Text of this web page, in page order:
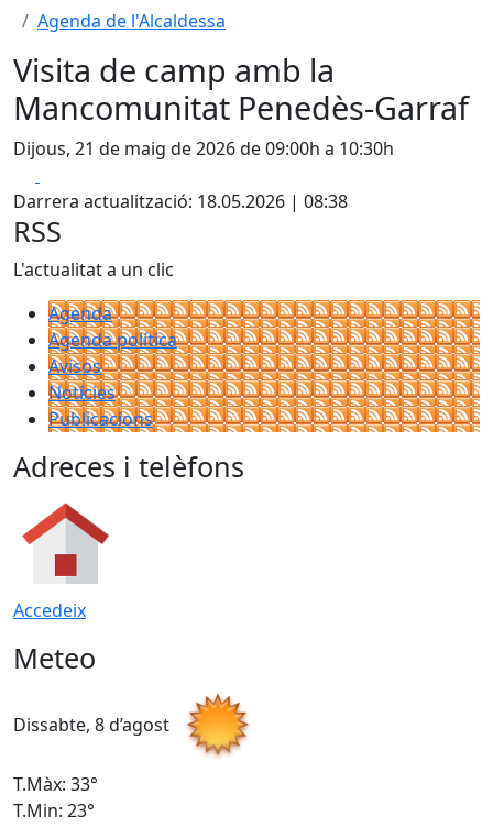
Agenda de l'Alcaldessa
Visita de camp amb la
Mancomunitat Penedès-Garraf
Dijous, 21 de maig de 2026 de 09:00h a 10:30h
Darrera actualització: 18.05.2026 | 08:38
RSS
L'actualitat a un clic
Agenda
Agenda política
Avisos
Notícies
Publicacions
Adreces i telèfons
Accedeix
Meteo
Dissabte, 8 d’agost
T.Màx: 33°
T.Min: 23°